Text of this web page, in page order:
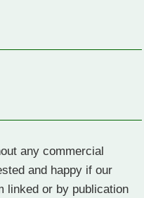
any commercial
and happy if our
linked or by publication